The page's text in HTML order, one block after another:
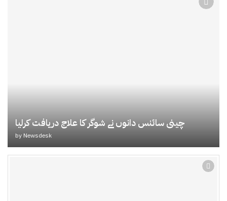
چینی سائنس دانوں نے شوگر کا علاج دریافت کرلیا
byNewsdesk